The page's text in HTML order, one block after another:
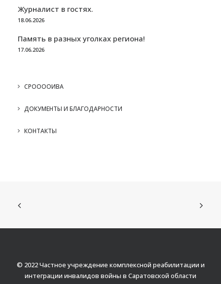
Журналист в гостях.
18.06.2026
Память в разных уголках региона!
17.06.2026
СРООООИВА
ДОКУМЕНТЫ И БЛАГОДАРНОСТИ
КОНТАКТЫ
© 2022 Частное учреждение комплексной реабилитации и
интеграции инвалидов войны в Саратовской области